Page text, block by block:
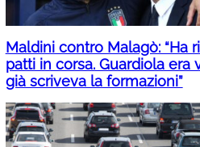
Maldini contro Malagò: “Ha
patti in corsa. Guardiola era
già scriveva la formazioni”